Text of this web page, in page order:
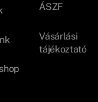
ÁSZF
Vásárlási
tájékoztató